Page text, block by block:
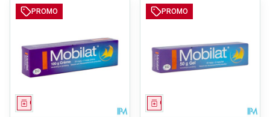
PROMO
Geneesmiddel
PROMO
Geneesmiddel